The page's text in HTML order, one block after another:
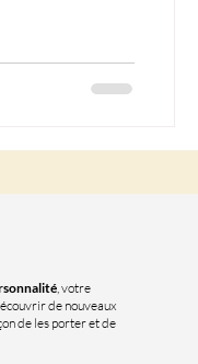
, votre
de nouveaux
de les porter et de